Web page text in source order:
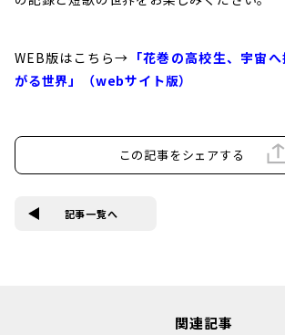
WEB版はこちら→ 「花巻の高校生、宇宙
がる世界」（webサイト版）
この記事をシェアする
記事一覧へ
関連記事